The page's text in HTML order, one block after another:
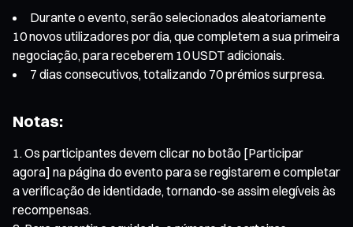
Durante o evento, serão selecionados aleatoriamente
10 novos utilizadores por dia, que completem a sua primeira
negociação, para receberem 10 USDT adicionais.
7 dias consecutivos, totalizando 70 prémios surpresa.
Notas:
Os participantes devem clicar no botão [Participar
agora] na página do evento para se registarem e completar
a verificação de identidade, tornando-se assim elegíveis às
recompensas.